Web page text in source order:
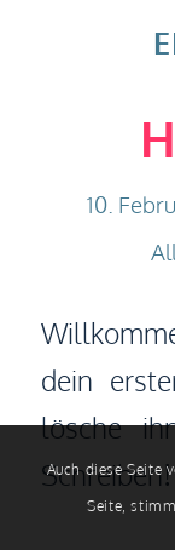
10.
dein
lösche
Schreiben!
Auch diese Seite
Seite,